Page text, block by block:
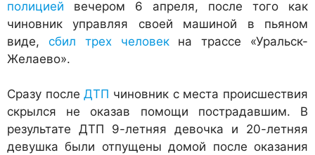
полицией вечером 6 апреля, после того как
чиновник управляя своей машиной в пьяном
виде, сбил трех человекна трассе «Уральск-
Желаево».
Сразу послеДТП чиновник с места происшествия
скрылся не оказав помощи пострадавшим. В
результате ДТП 9-летняя девочка и 20-летняя
девушка были отпущены домой после оказания